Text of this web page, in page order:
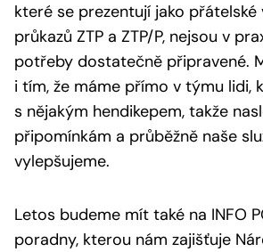
které se prezentují jako
průkazů ZTP a ZTP/P, nejsou v
potřeby dostatečně připravené.
i tím, že máme přímo v týmu lidi,
s nějakým hendikepem, takže
připomínkám a průběžně naše
vylepšujeme.
Letos budeme mít také na INFO
poradny, kterou nám zajišťuje